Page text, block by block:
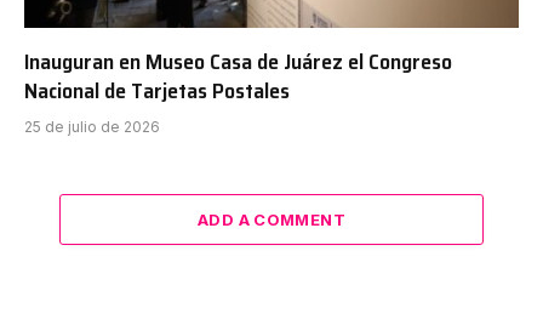
Inauguran en Museo Casa de Juárez el Congreso
Nacional de Tarjetas Postales
25 de julio de 2026
ADD A COMMENT